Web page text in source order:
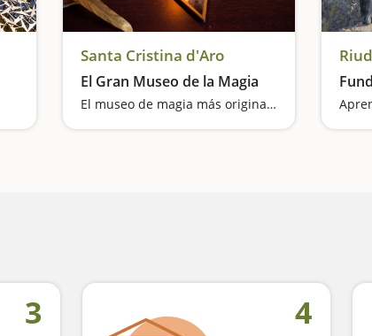
Santa Cristina d'Aro
El Gran Museo de la Magia
El museo de magia más original del mundo
3 4